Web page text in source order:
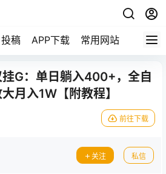
稿 APP下载 常用网站
G：单日躺入400+，全自
月入1W【附教程】
前往下载
关注 私信